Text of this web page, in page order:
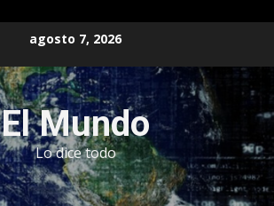
agosto 7, 2026
El Mundo
Lo dice todo